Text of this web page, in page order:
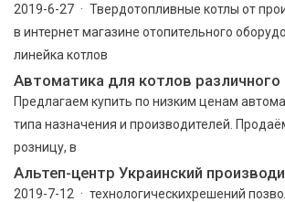
2019-6-27 · Твердотопливные котлы от
в интернет магазине отопительного
линейка котлов
Автоматика для котлов различного
Предлагаем купить по низким ценам
типа назначения и производителей.
розницу, в
Альтеп-центр Украинский
2019-7-12 · технологическихрешений